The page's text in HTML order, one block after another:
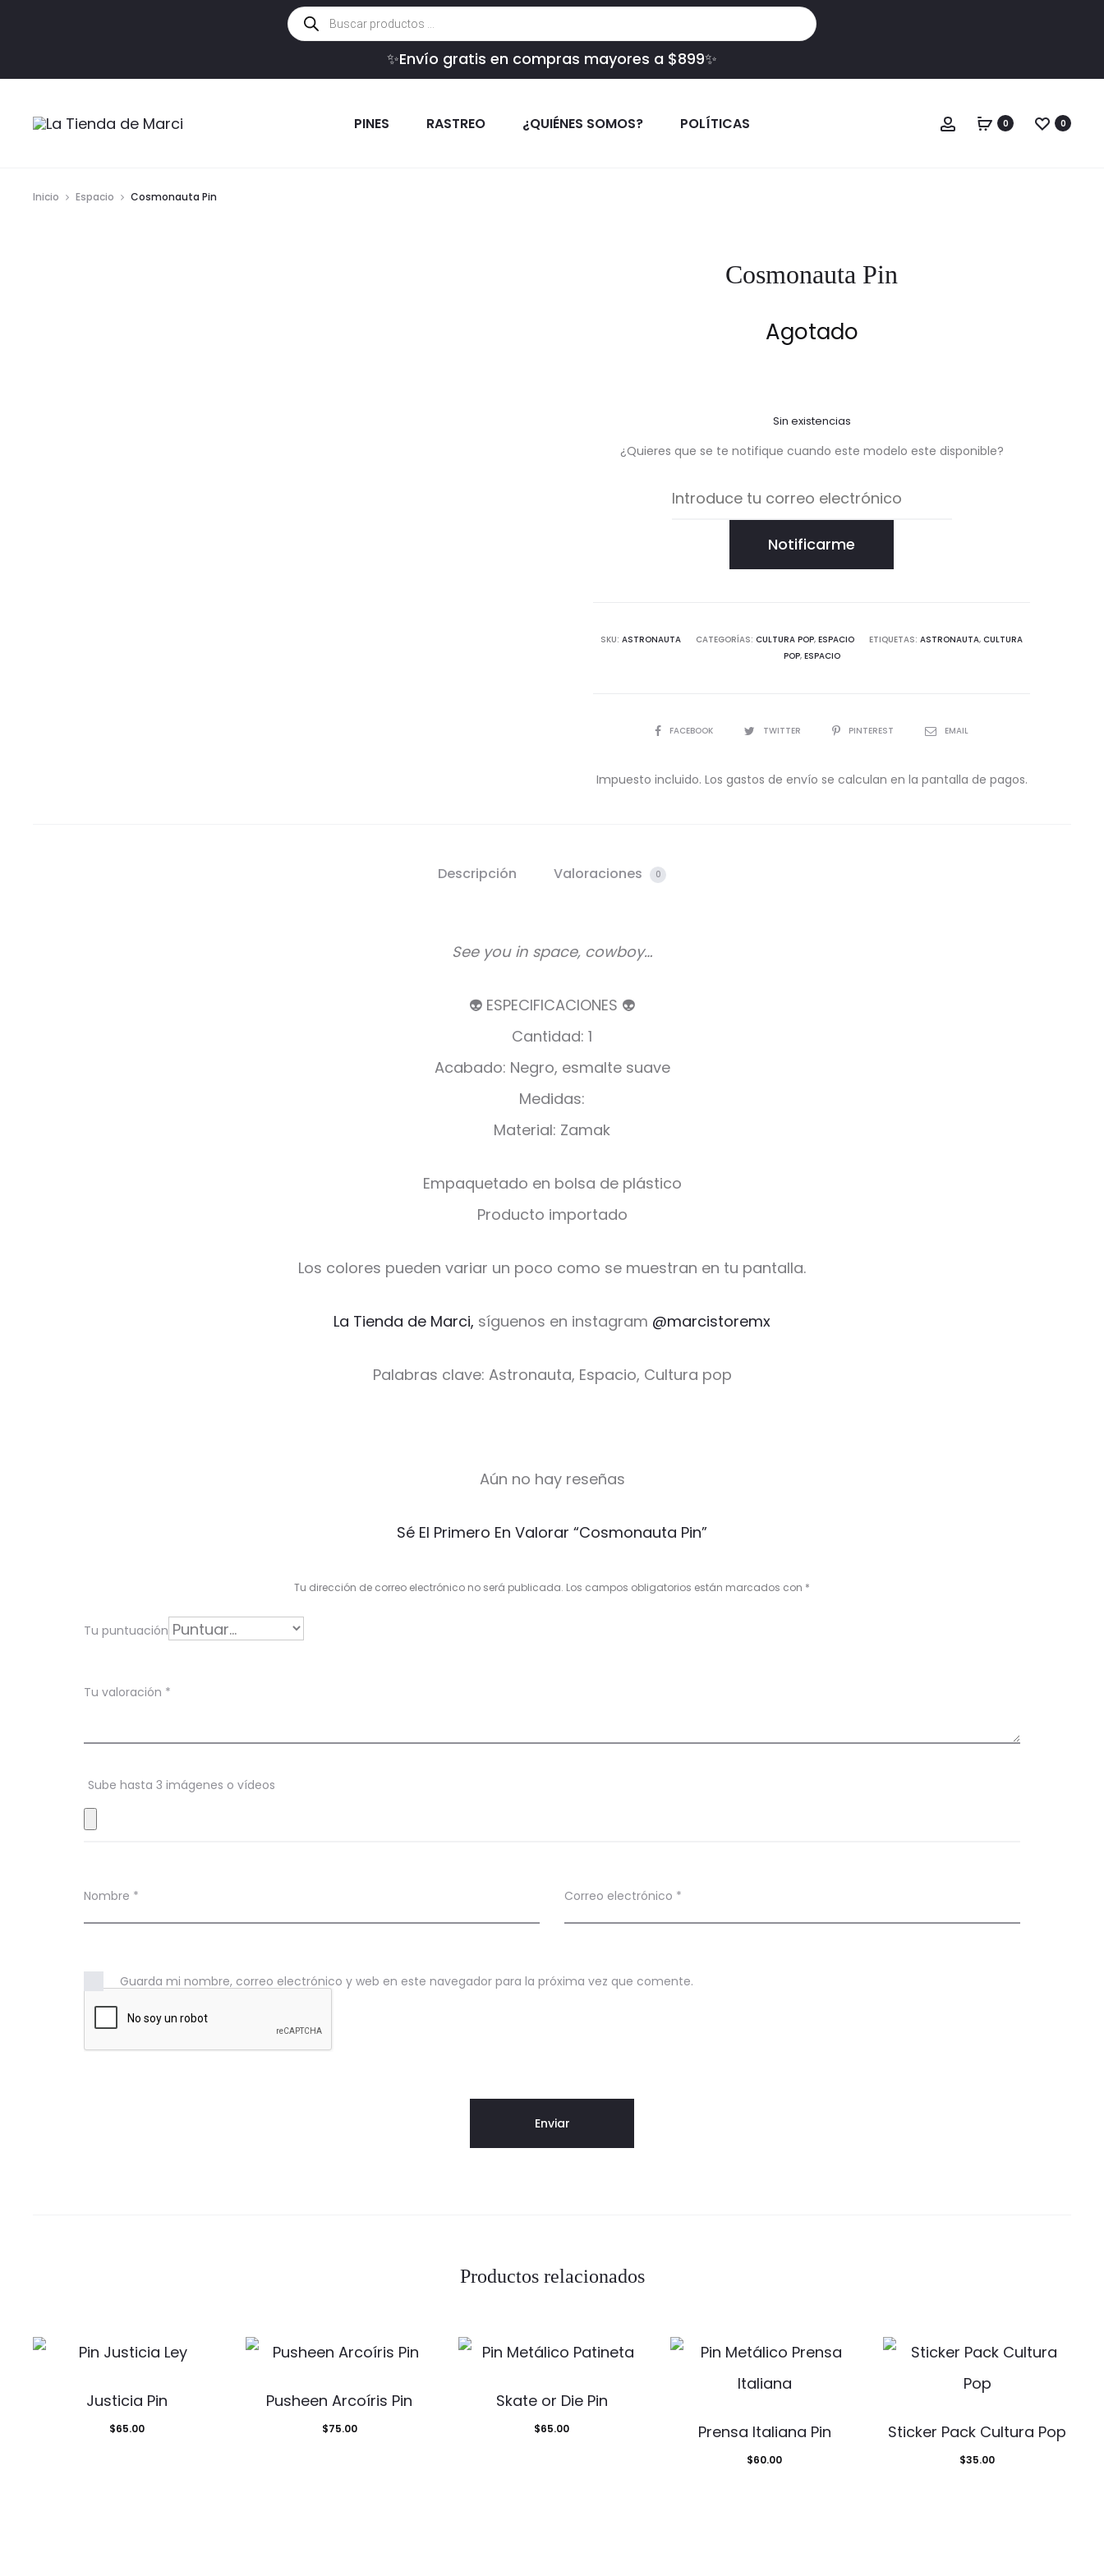
Búsqueda
de
productos
✨Envío gratis en compras mayores a $899✨
PINES RASTREO ¿QUIÉNES SOMOS? POLÍTICAS Cuenta
0 0
Inicio Espacio Cosmonauta Pin
Cosmonauta Pin
Agotado
Sin existencias
¿Quieres que se te notifique cuando este modelo este disponible?
Notificarme
SKU: ASTRONAUTA CATEGORÍAS: CULTURA POP, ESPACIO ETIQUETAS: ASTRONAUTA, CULTURA
POP, ESPACIO
COMPARTIR
FACEBOOK TWITTER PINTEREST EMAIL
Impuesto incluido. Los gastos de envío se calculan en la pantalla de pagos.
Descripción Valoraciones 0
See you in space, cowboy…
👽 ESPECIFICACIONES 👽
Cantidad: 1
Acabado: Negro, esmalte suave
Medidas:
Material: Zamak
Empaquetado en bolsa de plástico
Producto importado
Los colores pueden variar un poco como se muestran en tu pantalla.
La Tienda de Marci, síguenos en instagram @marcistoremx
Palabras clave: Astronauta, Espacio, Cultura pop
r
c
n
e
Aún no hay reseñas
Sé El Primero En Valorar “Cosmonauta Pin”
Tu dirección de correo electrónico no será publicada. Los campos obligatorios están marcados con *
Tu puntuación
Tu valoración *
Sube hasta 3 imágenes o vídeos
Nombre * Correo electrónico *
Guarda mi nombre, correo electrónico y web en este navegador para la próxima vez que comente.
Productos relacionados
Justicia Pin
$65.00
Pusheen Arcoíris Pin
$75.00
Skate or Die Pin
$65.00 Prensa Italiana Pin
$60.00
Sticker Pack Cultura Pop
$35.00